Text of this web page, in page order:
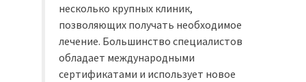
несколько крупных клиник,
позволяющих получать необходимое
лечение. Большинство специалистов
обладает международными
сертификатами и использует новое